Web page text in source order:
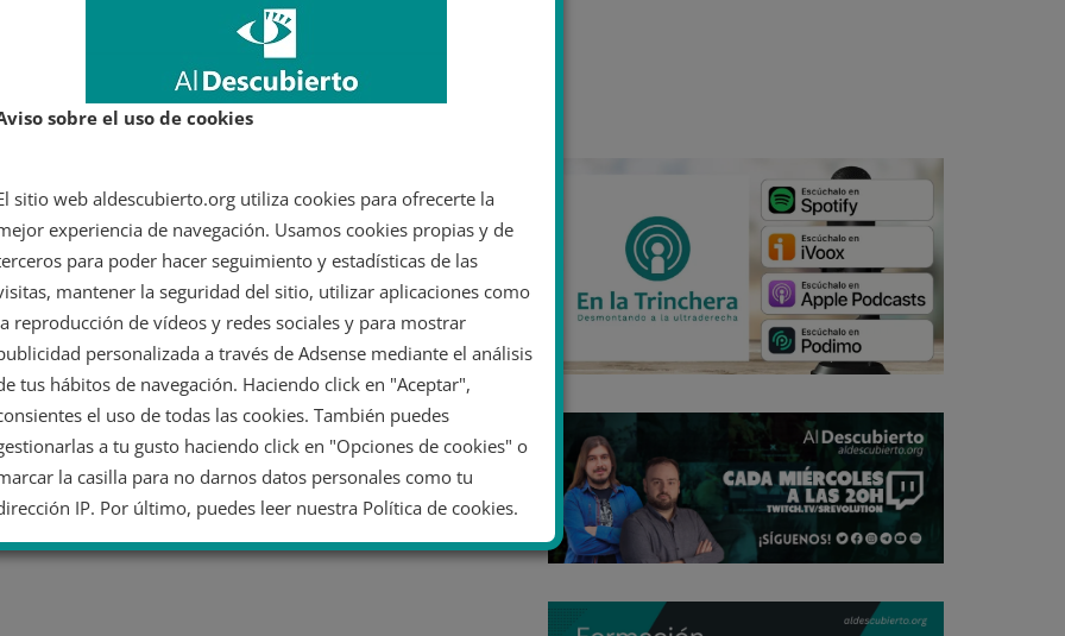
sobre el uso de cookies
sitio web aldescubierto.org utiliza cookies para ofrecerte la
experiencia de navegación. Usamos cookies propias y de
para poder hacer seguimiento y estadísticas de las
mantener la seguridad del sitio, utilizar aplicaciones como
reproducción de vídeos y redes sociales y para mostrar
personalizada a través de Adsense mediante el análisis
tus hábitos de navegación. Haciendo click en "Aceptar",
el uso de todas las cookies. También puedes
a tu gusto haciendo click en "Opciones de cookies" o
la casilla para no darnos datos personales como tu
IP. Por último, puedes leer nuestra Política de cookies.